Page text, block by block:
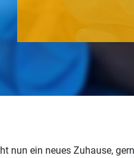
nun ein neues Zuhause,